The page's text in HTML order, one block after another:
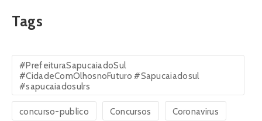
Tags
#PrefeituraSapucaiadoSul
#CidadeComOlhosnoFuturo #Sapucaiadosul
#sapucaiadosulrs
concurso-publico Concursos Coronavirus